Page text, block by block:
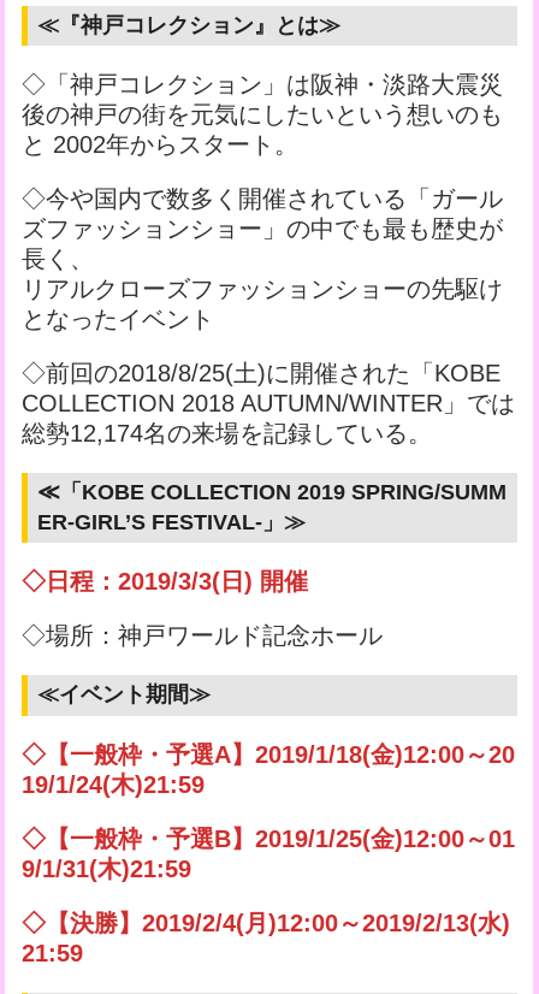
≪『神戸コレクション』とは≫
◇「神戸コレクション」は阪神・淡路大震災
後の神戸の街を元気にしたいという想いのも
と 2002年からスタート。
◇今や国内で数多く開催されている「ガール
ズファッションショー」の中でも最も歴史が
長く、
リアルクローズファッションショーの先駆け
となったイベント
◇前回の2018/8/25(土)に開催された「KOBE
COLLECTION 2018 AUTUMN/WINTER」では
総勢12,174名の来場を記録している。
≪「KOBE COLLECTION 2019 SPRING/SUMM
ER-GIRL’S FESTIVAL-」≫
◇日程：2019/3/3(日) 開催
◇場所：神戸ワールド記念ホール
≪イベント期間≫
◇【一般枠・予選A】2019/1/18(金)12:00～20
19/1/24(木)21:59
◇【一般枠・予選B】2019/1/25(金)12:00～01
9/1/31(木)21:59
◇【決勝】2019/2/4(月)12:00～2019/2/13(水)
21:59